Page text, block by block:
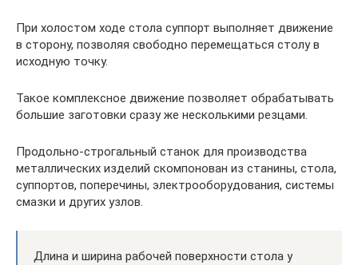
При холостом ходе стола суппорт выполняет движение
в сторону, позволяя свободно перемещаться столу в
исходную точку.
Такое комплексное движение позволяет обрабатывать
большие заготовки сразу же несколькими резцами.
Продольно-строгальный станок для производства
металлических изделий скомпонован из станины, стола,
суппортов, поперечины, электрооборудования, системы
смазки и других узлов.
Длина и ширина рабочей поверхности стола у